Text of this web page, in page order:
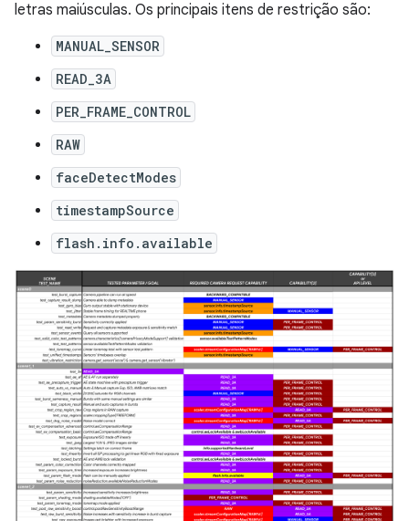
letras maiúsculas. Os principais itens de restrição são:
MANUAL_SENSOR
READ_3A
PER_FRAME_CONTROL
RAW
faceDetectModes
timestampSource
flash.info.available